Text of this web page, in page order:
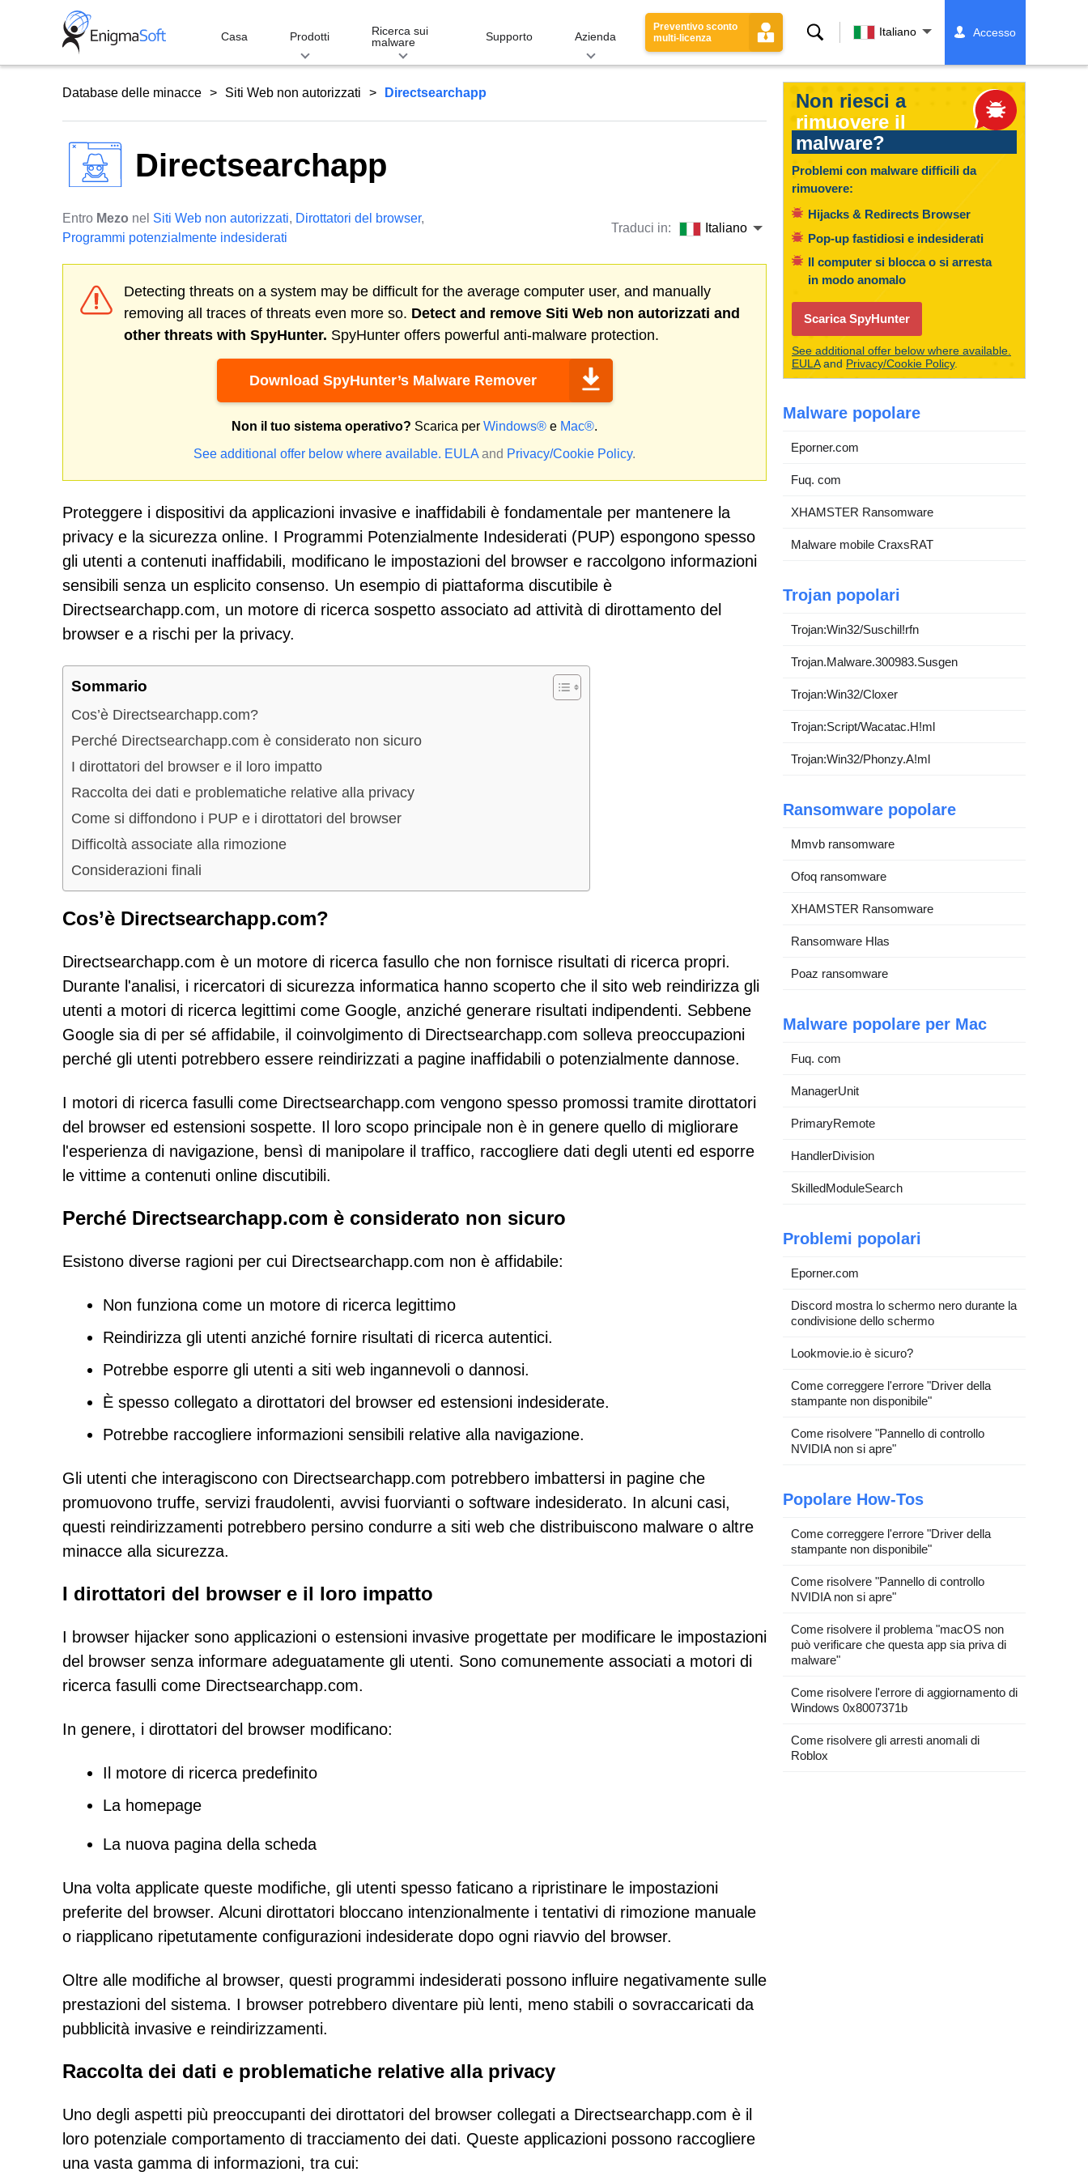
Casa Prodotti
Ricerca sui
malware
Supporto Azienda
Preventivo sconto
multi-licenza
Ricerca Italiano Accesso
Database delle minacce Siti Web non autorizzati Directsearchapp
Directsearchapp
Entro Mezo nel Siti Web non autorizzati, Dirottatori del browser,
Programmi potenzialmente indesiderati
Traduci in: Italiano
Detecting threats on a system may be difficult for the average computer user, and manually
removing all traces of threats even more so. Detect and remove Siti Web non autorizzati and
other threats with SpyHunter. SpyHunter offers powerful anti-malware protection.
Download SpyHunter’s Malware Remover
Non il tuo sistema operativo? Scarica per Windows® e Mac®.
See additional offer below where available. EULA and Privacy/Cookie Policy.
Proteggere i dispositivi da applicazioni invasive e inaffidabili è fondamentale per mantenere la
privacy e la sicurezza online. I Programmi Potenzialmente Indesiderati (PUP) espongono spesso
gli utenti a contenuti inaffidabili, modificano le impostazioni del browser e raccolgono informazioni
sensibili senza un esplicito consenso. Un esempio di piattaforma discutibile è
Directsearchapp.com, un motore di ricerca sospetto associato ad attività di dirottamento del
browser e a rischi per la privacy.
Sommario
Cos’è Directsearchapp.com?
Perché Directsearchapp.com è considerato non sicuro
I dirottatori del browser e il loro impatto
Raccolta dei dati e problematiche relative alla privacy
Come si diffondono i PUP e i dirottatori del browser
Difficoltà associate alla rimozione
Considerazioni finali
Cos’è Directsearchapp.com?
Directsearchapp.com è un motore di ricerca fasullo che non fornisce risultati di ricerca propri.
Durante l'analisi, i ricercatori di sicurezza informatica hanno scoperto che il sito web reindirizza gli
utenti a motori di ricerca legittimi come Google, anziché generare risultati indipendenti. Sebbene
Google sia di per sé affidabile, il coinvolgimento di Directsearchapp.com solleva preoccupazioni
perché gli utenti potrebbero essere reindirizzati a pagine inaffidabili o potenzialmente dannose.
I motori di ricerca fasulli come Directsearchapp.com vengono spesso promossi tramite dirottatori
del browser ed estensioni sospette. Il loro scopo principale non è in genere quello di migliorare
l'esperienza di navigazione, bensì di manipolare il traffico, raccogliere dati degli utenti ed esporre
le vittime a contenuti online discutibili.
Perché Directsearchapp.com è considerato non sicuro
Esistono diverse ragioni per cui Directsearchapp.com non è affidabile:
Non funziona come un motore di ricerca legittimo
Reindirizza gli utenti anziché fornire risultati di ricerca autentici.
Potrebbe esporre gli utenti a siti web ingannevoli o dannosi.
È spesso collegato a dirottatori del browser ed estensioni indesiderate.
Potrebbe raccogliere informazioni sensibili relative alla navigazione.
Gli utenti che interagiscono con Directsearchapp.com potrebbero imbattersi in pagine che
promuovono truffe, servizi fraudolenti, avvisi fuorvianti o software indesiderato. In alcuni casi,
questi reindirizzamenti potrebbero persino condurre a siti web che distribuiscono malware o altre
minacce alla sicurezza.
I dirottatori del browser e il loro impatto
I browser hijacker sono applicazioni o estensioni invasive progettate per modificare le impostazioni
del browser senza informare adeguatamente gli utenti. Sono comunemente associati a motori di
ricerca fasulli come Directsearchapp.com.
In genere, i dirottatori del browser modificano:
Il motore di ricerca predefinito
La homepage
La nuova pagina della scheda
Una volta applicate queste modifiche, gli utenti spesso faticano a ripristinare le impostazioni
preferite del browser. Alcuni dirottatori bloccano intenzionalmente i tentativi di rimozione manuale
o riapplicano ripetutamente configurazioni indesiderate dopo ogni riavvio del browser.
Oltre alle modifiche al browser, questi programmi indesiderati possono influire negativamente sulle
prestazioni del sistema. I browser potrebbero diventare più lenti, meno stabili o sovraccaricati da
pubblicità invasive e reindirizzamenti.
Raccolta dei dati e problematiche relative alla privacy
Uno degli aspetti più preoccupanti dei dirottatori del browser collegati a Directsearchapp.com è il
loro potenziale comportamento di tracciamento dei dati. Queste applicazioni possono raccogliere
una vasta gamma di informazioni, tra cui:
Non riesci a
rimuovere il
malware?
Problemi con malware difficili da
rimuovere:
Hijacks & Redirects Browser
Pop-up fastidiosi e indesiderati
Il computer si blocca o si arresta
in modo anomalo
Scarica SpyHunter
See additional offer below where available.
EULAand Privacy/Cookie Policy.
Malware popolare
Eporner.com
Fuq. com
XHAMSTER Ransomware
Malware mobile CraxsRAT
Trojan popolari
Trojan:Win32/Suschil!rfn
Trojan.Malware.300983.Susgen
Trojan:Win32/Cloxer
Trojan:Script/Wacatac.H!ml
Trojan:Win32/Phonzy.A!ml
Ransomware popolare
Mmvb ransomware
Ofoq ransomware
XHAMSTER Ransomware
Ransomware Hlas
Poaz ransomware
Malware popolare per Mac
Fuq. com
ManagerUnit
PrimaryRemote
HandlerDivision
SkilledModuleSearch
Problemi popolari
Eporner.com
Discord mostra lo schermo nero durante la
condivisione dello schermo
Lookmovie.io è sicuro?
Come correggere l'errore "Driver della
stampante non disponibile"
Come risolvere "Pannello di controllo
NVIDIA non si apre"
Popolare How-Tos
Come correggere l'errore "Driver della
stampante non disponibile"
Come risolvere "Pannello di controllo
NVIDIA non si apre"
Come risolvere il problema "macOS non
può verificare che questa app sia priva di
malware"
Come risolvere l'errore di aggiornamento di
Windows 0x8007371b
Come risolvere gli arresti anomali di
Roblox